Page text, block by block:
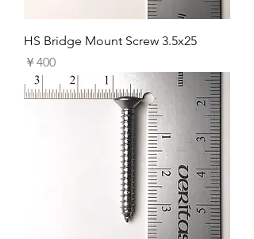
HS Bridge Mount Screw 3.5x25
価格
￥400